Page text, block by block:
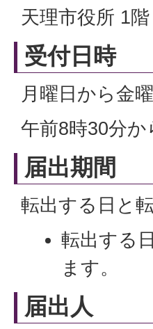
天理市役所 1
受付日時
月曜日から金
午前8時30分
届出期間
転出する日と
転出する
ます。
届出人